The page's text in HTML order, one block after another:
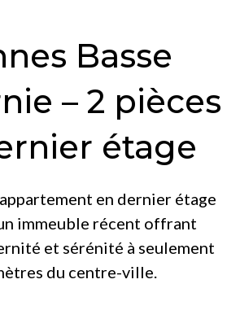
Basse
– 2 pièces
étage
en dernier étage
immeuble récent offrant
et sérénité à seulement
du centre-ville.